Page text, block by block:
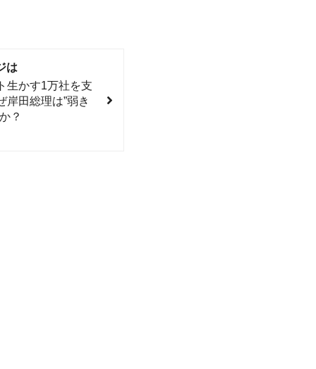
は
生かす1万社を支
田総理は”弱き
か？